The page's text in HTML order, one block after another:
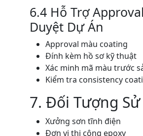
6.4 Hỗ Trợ
Duyệt Dự Án
Approval màu coating
Đính kèm hồ sơ kỹ thuật
Xác minh mã màu trước
Kiểm tra consistency
7. Đối Tượng
Xưởng sơn tĩnh điện
Đơn vị thi công epoxy